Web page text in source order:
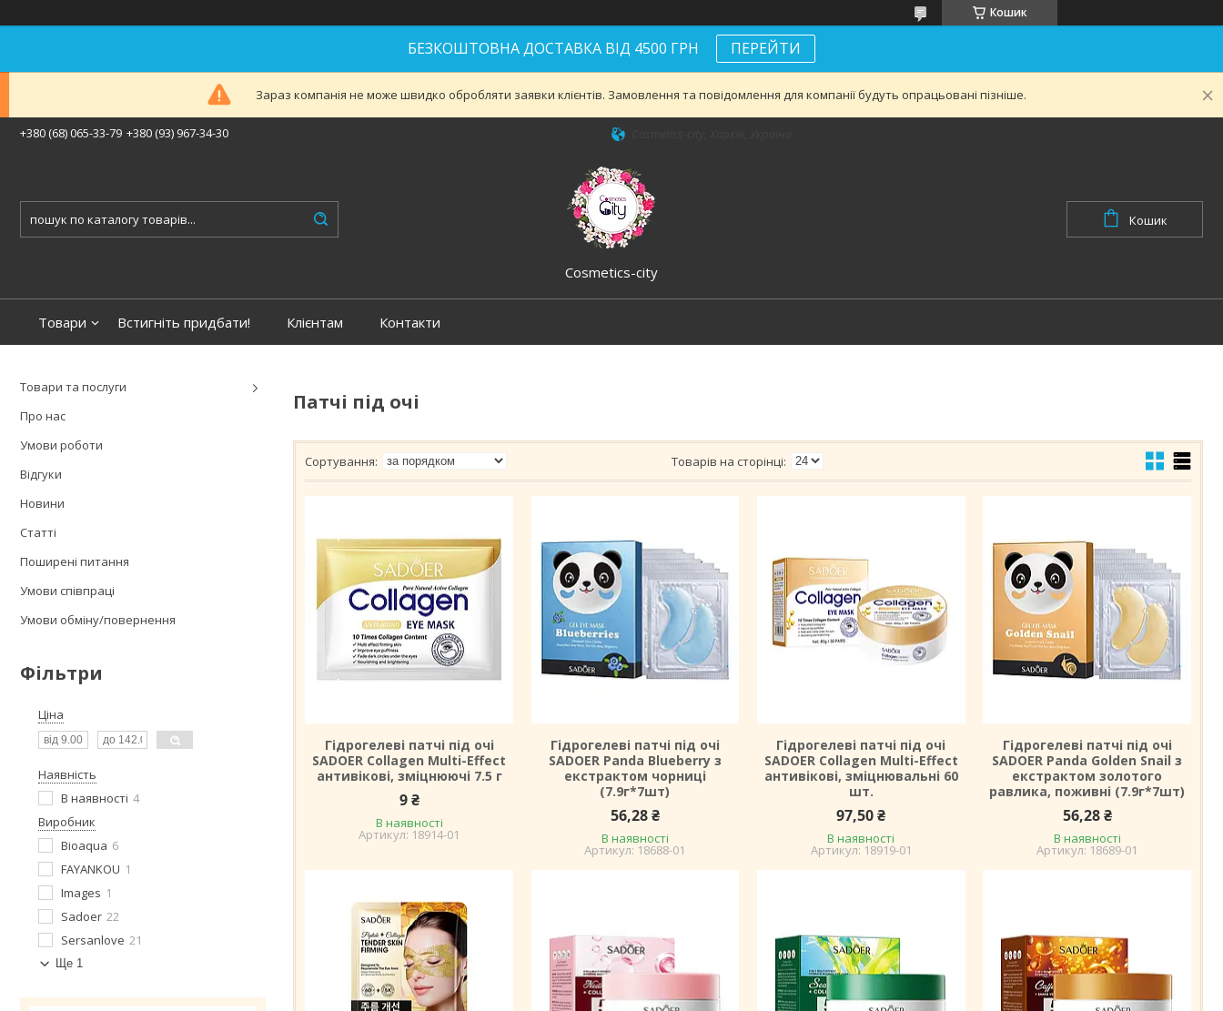
Кошик
БЕЗКОШТОВНА ДОСТАВКА ВІД 4500 ГРН ПЕРЕЙТИ
Зараз компанія не може швидко обробляти заявки клієнтів. Замовлення та повідомлення для компанії будуть опрацьовані пізніше.
+380 (68) 065-33-79 +380 (93) 967-34-30
Cosmetics-city
Кошик
Товари Встигніть придбати! Клієнтам Контакти
Товари та послуги
Про нас
Умови роботи
Відгуки
Новини
Статті
Поширені питання
Умови співпраці
Умови обміну/повернення
Фільтри
Ціна
Наявність
В наявності 4
Виробник
Bioaqua 6
FAYANKOU 1
Images 1
Sadoer 22
Sersanlove 21
Ще 1
Патчі під очі
Гідрогелеві патчі під очі
SADOER Collagen Multi-Effect
антивікові, зміцнюючі 7.5 г
9 ₴
В наявності
18914-01
Гідрогелеві патчі під очі
SADOER Panda Blueberry з
екстрактом чорниці
(7.9г*7шт)
56,28 ₴
В наявності
18688-01
Гідрогелеві патчі під очі
SADOER Collagen Multi-Effect
антивікові, зміцнювальні 60
шт.
97,50 ₴
В наявності
18919-01
Гідрогелеві патчі під очі
SADOER Panda Golden Snail з
екстрактом золотого
равлика, поживні (7.9г*7шт)
56,28 ₴
В наявності
18689-01